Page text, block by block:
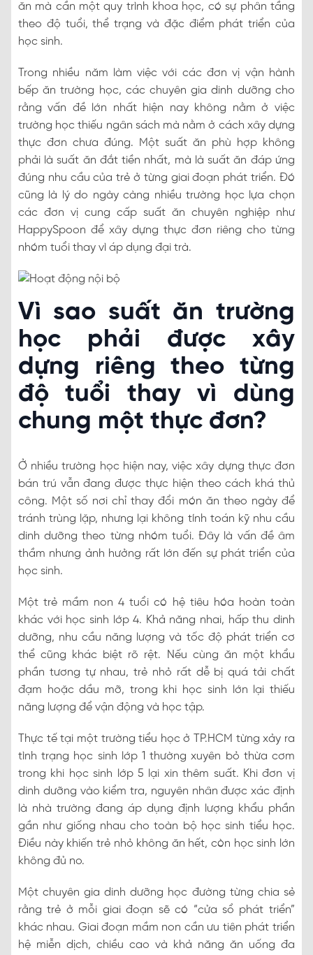
ăn mà cần một quy trình khoa học, có sự phân tầng
theo độ tuổi, thể trạng và đặc điểm phát triển của
học sinh.
Trong nhiều năm làm việc với các đơn vị vận hành
bếp ăn trường học, các chuyên gia dinh dưỡng cho
rằng vấn đề lớn nhất hiện nay không nằm ở việc
trường học thiếu ngân sách mà nằm ở cách xây dựng
thực đơn chưa đúng. Một suất ăn phù hợp không
phải là suất ăn đắt tiền nhất, mà là suất ăn đáp ứng
đúng nhu cầu của trẻ ở từng giai đoạn phát triển. Đó
cũng là lý do ngày càng nhiều trường học lựa chọn
các đơn vị cung cấp suất ăn chuyên nghiệp như
HappySpoon để xây dựng thực đơn riêng cho từng
nhóm tuổi thay vì áp dụng đại trà.
Vì sao suất ăn trường
học phải được xây
dựng riêng theo từng
độ tuổi thay vì dùng
chung một thực đơn?
Ở nhiều trường học hiện nay, việc xây dựng thực đơn
bán trú vẫn đang được thực hiện theo cách khá thủ
công. Một số nơi chỉ thay đổi món ăn theo ngày để
tránh trùng lặp, nhưng lại không tính toán kỹ nhu cầu
dinh dưỡng theo từng nhóm tuổi. Đây là vấn đề âm
thầm nhưng ảnh hưởng rất lớn đến sự phát triển của
học sinh.
Một trẻ mầm non 4 tuổi có hệ tiêu hóa hoàn toàn
khác với học sinh lớp 4. Khả năng nhai, hấp thu dinh
dưỡng, nhu cầu năng lượng và tốc độ phát triển cơ
thể cũng khác biệt rõ rệt. Nếu cùng ăn một khẩu
phần tương tự nhau, trẻ nhỏ rất dễ bị quá tải chất
đạm hoặc dầu mỡ, trong khi học sinh lớn lại thiếu
năng lượng để vận động và học tập.
Thực tế tại một trường tiểu học ở TP.HCM từng xảy ra
tình trạng học sinh lớp 1 thường xuyên bỏ thừa cơm
trong khi học sinh lớp 5 lại xin thêm suất. Khi đơn vị
dinh dưỡng vào kiểm tra, nguyên nhân được xác định
là nhà trường đang áp dụng định lượng khẩu phần
gần như giống nhau cho toàn bộ học sinh tiểu học.
Điều này khiến trẻ nhỏ không ăn hết, còn học sinh lớn
không đủ no.
Một chuyên gia dinh dưỡng học đường từng chia sẻ
rằng trẻ ở mỗi giai đoạn sẽ có “cửa sổ phát triển”
khác nhau. Giai đoạn mầm non cần ưu tiên phát triển
hệ miễn dịch, chiều cao và khả năng ăn uống đa